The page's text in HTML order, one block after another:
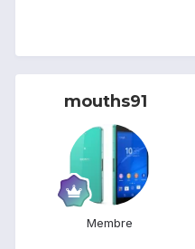
mouths91
Membre